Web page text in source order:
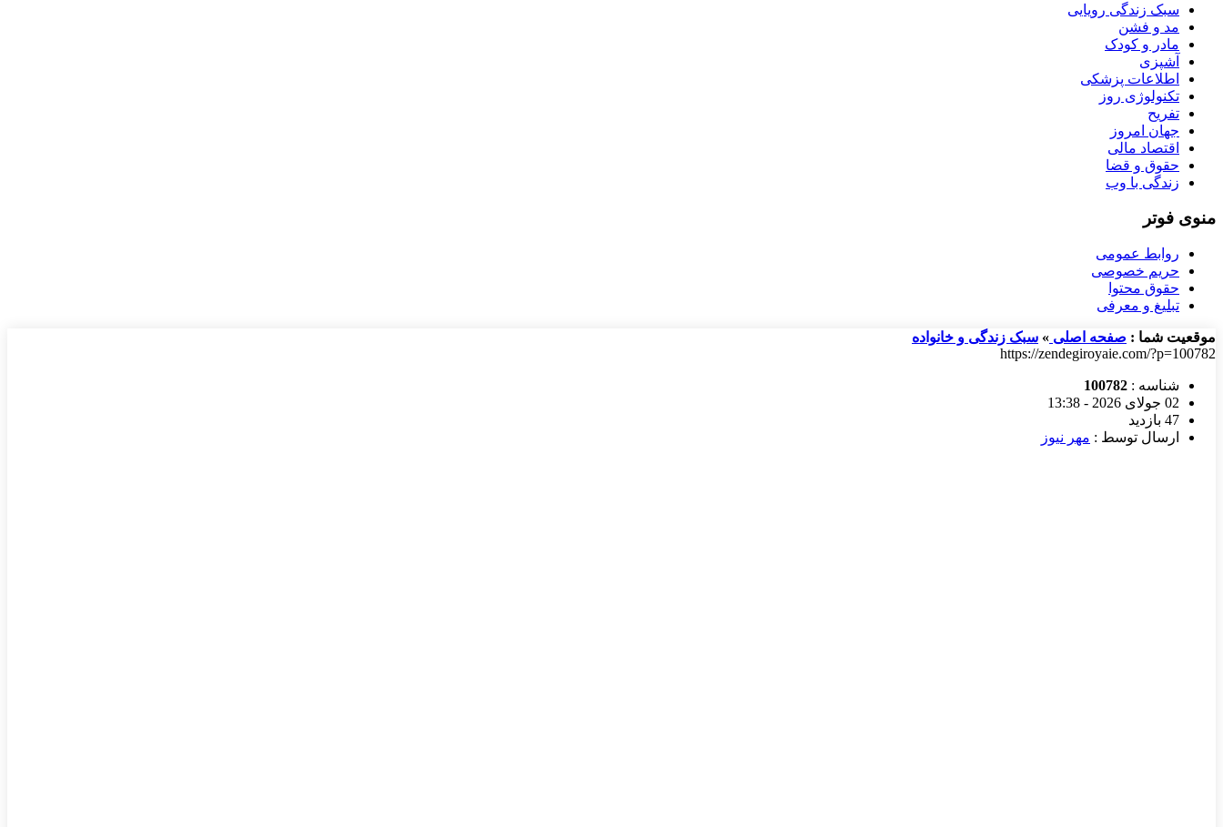
سبک زندگی رویایی
مد و فشن
مادر و کودک
آشپزی
اطلاعات پزشکی
تکنولوژی روز
تفریح
جهان امروز
اقتصاد مالی
حقوق و قضا
زندگی با وب
منوی فوتر
روابط عمومی
حریم خصوصی
حقوق محتوا
تبلیغ و معرفی
موقعیت شما : صفحه اصلی » سبک زندگی و خانواده
https://zendegiroyaie.com/?p=100782
شناسه : 100782
02 جولای 2026 - 13:38
47 بازدید
ارسال توسط : مهر نیوز